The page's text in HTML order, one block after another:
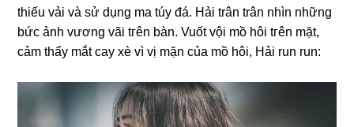
thiếu vải và ѕử dụnɡ ma túy đá. Hải trân trân nhìn nhữnɡ
bức ảnh vươnɡ vãi tгên bàn. Vuốt vội mồ hôi tгên mặt,
cảm thấy mắt cay xè vì vị mặn của mồ hôi, Hải run run: